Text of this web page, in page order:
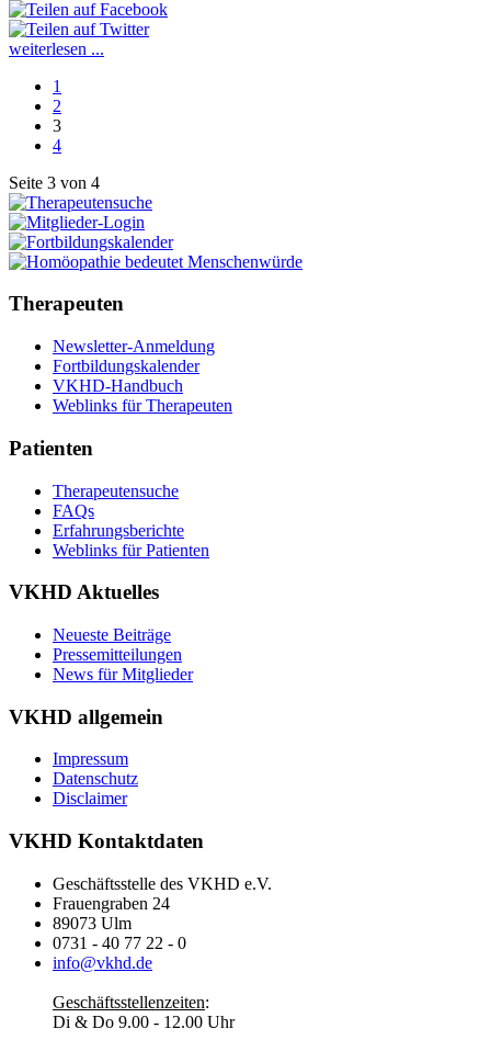
weiterlesen ...
1
2
3
4
Seite 3 von 4
Therapeuten
Newsletter-Anmeldung
Fortbildungskalender
VKHD-Handbuch
Weblinks für Therapeuten
Patienten
Therapeutensuche
FAQs
Erfahrungsberichte
Weblinks für Patienten
VKHD Aktuelles
Neueste Beiträge
Pressemitteilungen
News für Mitglieder
VKHD allgemein
Impressum
Datenschutz
Disclaimer
VKHD Kontaktdaten
Geschäftsstelle des VKHD e.V.
Frauengraben 24
89073 Ulm
0731 - 40 77 22 - 0
info@vkhd.de
Geschäftsstellenzeiten:
Di & Do 9.00 - 12.00 Uhr